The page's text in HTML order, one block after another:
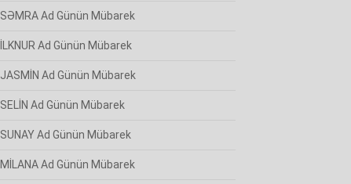
SƏMRA Ad Günün Mübarek
İLKNUR Ad Günün Mübarek
JASMİN Ad Günün Mübarek
SELİN Ad Günün Mübarek
SUNAY Ad Günün Mübarek
MİLANA Ad Günün Mübarek